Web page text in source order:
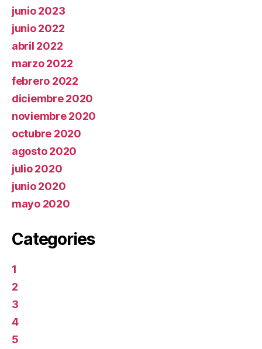
junio 2023
junio 2022
abril 2022
marzo 2022
febrero 2022
diciembre 2020
noviembre 2020
octubre 2020
agosto 2020
julio 2020
junio 2020
mayo 2020
Categories
1
2
3
4
5